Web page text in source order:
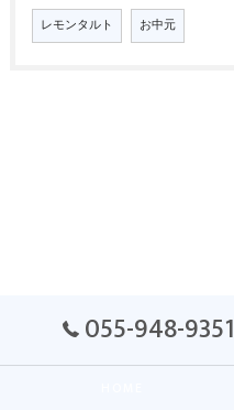
レモンタルト お中元
055-948-9351